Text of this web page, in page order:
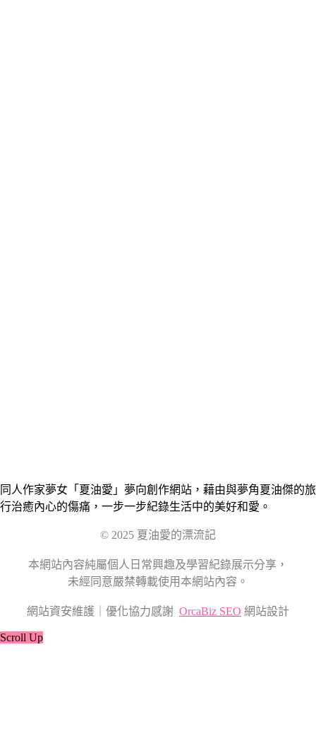
同人作家夢女「夏油愛」夢向創作網站，藉由與夢角夏油傑的旅
行治癒內心的傷痛，一步一步紀錄生活中的美好和愛。
© 2025 夏油愛的漂流記
本網站內容純屬個人日常興趣及學習紀錄展示分享，
未經同意嚴禁轉載使用本網站內容。
網站資安維護｜優化協力感謝 OrcaBiz SEO 網站設計
Scroll Up